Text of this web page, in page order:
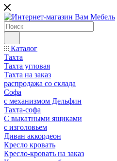
Каталог
Тахта
Тахта угловая
Тахта на заказ
распродажа со склада
Софа
с механизмом Дельфин
Тахта-софа
С выкатными ящиками
с изголовьем
Диван аккордеон
Кресло кровать
Кресло-кровать на заказ